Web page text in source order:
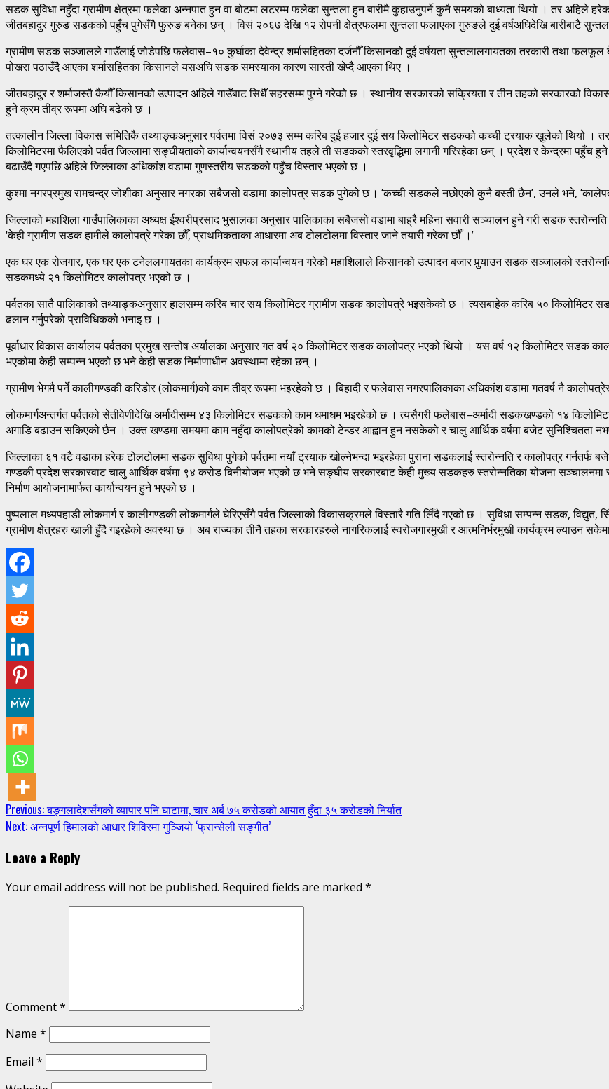
सडक सुविधा नहुँदा ग्रामीण क्षेत्रमा फलेका अन्नपात हुन वा बोटमा लटरम्म फलेका सुन्तला हुन बारीमै कुहाउनुपर्ने कुनै समयको बाध्यता थियो । तर
जीतबहादुर गुरुङ सडकको पहुँच पुगेसँगै फुरुङ बनेका छन् । विसं २०६७ देखि १२ रोपनी क्षेत्रफलमा सुन्तला फलाएका गुरुङले दुई वर्षअघिदेखि बारीबाटै सुन्तला
ग्रामीण सडक सञ्जालले गाउँलाई जोडेपछि फलेवास–१० कुर्घाका देवेन्द्र शर्मासहितका दर्जनौँ किसानको दुई वर्षयता सुन्तलालगायतका तरकारी तथा
पोखरा पठाउँदै आएका शर्मासहितका किसानले यसअघि सडक समस्याका कारण सास्ती खेप्दै आएका थिए ।
जीतबहादुर र शर्माजस्तै कैयौँ किसानको उत्पादन अहिले गाउँबाट सिधैँ सहरसम्म पुग्ने गरेको छ । स्थानीय सरकारको सक्रियता र तीन तहको सरकारको
हुने क्रम तीव्र रूपमा अघि बढेको छ ।
तत्कालीन जिल्ला विकास समितिकै तथ्याङ्कअनुसार पर्वतमा विसं २०७३ सम्म करिब दुई हजार दुई सय किलोमिटर सडकको कच्ची ट्रयाक खुलेको थियो ।
किलोमिटरमा फैलिएको पर्वत जिल्लामा सङ्घीयताको कार्यान्वयनसँगै स्थानीय तहले ती सडकको स्तरवृद्धिमा लगानी गरिरहेका छन् । प्रदेश र केन्द्रमा
बढाउँदै गएपछि अहिले जिल्लाका अधिकांश वडामा गुणस्तरीय सडकको पहुँच विस्तार भएको छ ।
कुश्मा नगरप्रमुख रामचन्द्र जोशीका अनुसार नगरका सबैजसो वडामा कालोपत्र सडक पुगेको छ । ‘कच्ची सडकले नछोएको कुनै बस्ती छैन’, उनले भने,
जिल्लाको महाशिला गाउँपालिकाका अध्यक्ष ईश्वरीप्रसाद भुसालका अनुसार पालिकाका सबैजसो वडामा बाह्रै महिना सवारी सञ्चालन हुने गरी सडक
‘केही ग्रामीण सडक हामीले कालोपत्रे गरेका छौँ, प्राथमिकताका आधारमा अब टोलटोलमा विस्तार जाने तयारी गरेका छौँ ।’
एक घर एक रोजगार, एक घर एक टनेललगायतका कार्यक्रम सफल कार्यान्वयन गरेको महाशिलाले किसानको उत्पादन बजार पुर्‍याउन सडक सञ्जालको
सडकमध्ये २१ किलोमिटर कालोपत्र भएको छ ।
पर्वतका सातै पालिकाको तथ्याङ्कअनुसार हालसम्म करिब चार सय किलोमिटर ग्रामीण सडक कालोपत्रे भइसकेको छ । त्यसबाहेक करिब ५० किलोमिटर
ढलान गर्नुपरेको प्राविधिकको भनाइ छ ।
पूर्वाधार विकास कार्यालय पर्वतका प्रमुख सन्तोष अर्यालका अनुसार गत वर्ष २० किलोमिटर सडक कालोपत्र भएको थियो । यस वर्ष १२ किलोमिटर सडक
भएकोमा केही सम्पन्न भएको छ भने केही सडक निर्माणाधीन अवस्थामा रहेका छन् ।
ग्रामीण भेगमै पर्ने कालीगण्डकी करिडोर (लोकमार्ग)को काम तीव्र रूपमा भइरहेको छ । बिहादी र फलेवास नगरपालिकाका अधिकांश वडामा गतवर्ष नै
लोकमार्गअन्तर्गत पर्वतको सेतीवेणीदेखि अर्मादीसम्म ४३ किलोमिटर सडकको काम धमाधम भइरहेको छ । त्यसैगरी फलेबास–अर्मादी सडकखण्डको १४
अगाडि बढाउन सकिएको छैन । उक्त खण्डमा समयमा काम नहुँदा कालोपत्रेको कामको टेन्डर आह्वान हुन नसकेको र चालु आर्थिक वर्षमा बजेट सुनिश्चितता
जिल्लाका ६१ वटै वडाका हरेक टोलटोलमा सडक सुविधा पुगेको पर्वतमा नयाँ ट्रयाक खोल्नेभन्दा भइरहेका पुराना सडकलाई स्तरोन्नति र कालोपत्र गर्नतर्फ
गण्डकी प्रदेश सरकारवाट चालु आर्थिक वर्षमा ९४ करोड बिनीयोजन भएको छ भने सङ्घीय सरकारबाट केही मुख्य सडकहरु स्तरोन्नतिका योजना
निर्माण आयोजनामार्फत कार्यान्वयन हुने भएको छ ।
पुष्पलाल मध्यपहाडी लोकमार्ग र कालीगण्डकी लोकमार्गले घेरिएसँगै पर्वत जिल्लाको विकासक्रमले विस्तारै गति लिँदै गएको छ । सुविधा सम्पन्न सडक, विद्युत,
ग्रामीण क्षेत्रहरु खाली हुँदै गइरहेको अवस्था छ । अब राज्यका तीनै तहका सरकारहरुले नागरिकलाई स्वरोजगारमुखी र आत्मनिर्भरमुखी कार्यक्रम ल्याउन
Continue
Reading
Previous:बङ्गलादेशसँगको व्यापार पनि घाटामा, चार अर्ब ७५ करोडको आयात हुँदा ३५ करोडको निर्यात
Next:अन्नपूर्ण हिमालको आधार शिविरमा गुञ्जियो ‘फ्रान्सेली सङ्गीत’
Leave a Reply
Your email address will not be published. Required fields are marked *
Comment*
Name *
Email *